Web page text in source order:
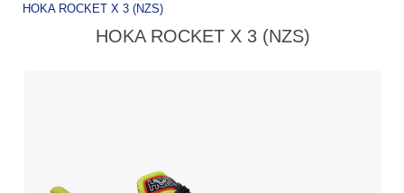
HOKA ROCKET X 3 (NZS)
HOKA ROCKET X 3 (NZS)